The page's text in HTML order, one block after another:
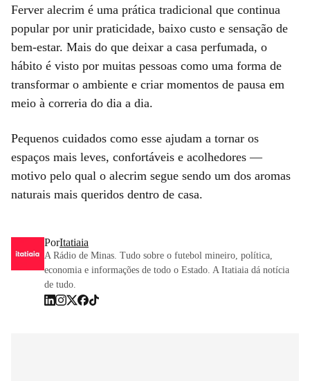
Ferver alecrim é uma prática tradicional que continua
popular por unir praticidade, baixo custo e sensação de
bem-estar. Mais do que deixar a casa perfumada, o
hábito é visto por muitas pessoas como uma forma de
transformar o ambiente e criar momentos de pausa em
meio à correria do dia a dia.
Pequenos cuidados como esse ajudam a tornar os
espaços mais leves, confortáveis e acolhedores —
motivo pelo qual o alecrim segue sendo um dos aromas
naturais mais queridos dentro de casa.
PorItatiaia
A Rádio de Minas. Tudo sobre o futebol mineiro, política,
economia e informações de todo o Estado. A Itatiaia dá notícia
de tudo.